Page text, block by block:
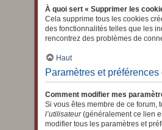
À quoi sert « Supprimer les
Cela supprime tous les cookies
des fonctionnalités telles que les
rencontrez des problèmes de
Haut
Paramètres et préférences
Comment modifier mes
Si vous êtes membre de ce forum,
l’utilisateur(généralement ce lien
modifier tous les paramètres et